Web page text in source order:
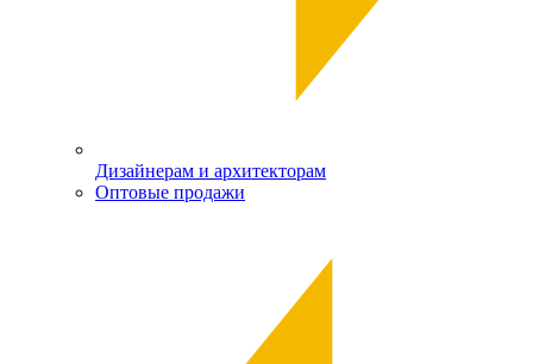
Дизайнерам и архитекторам
Оптовые продажи